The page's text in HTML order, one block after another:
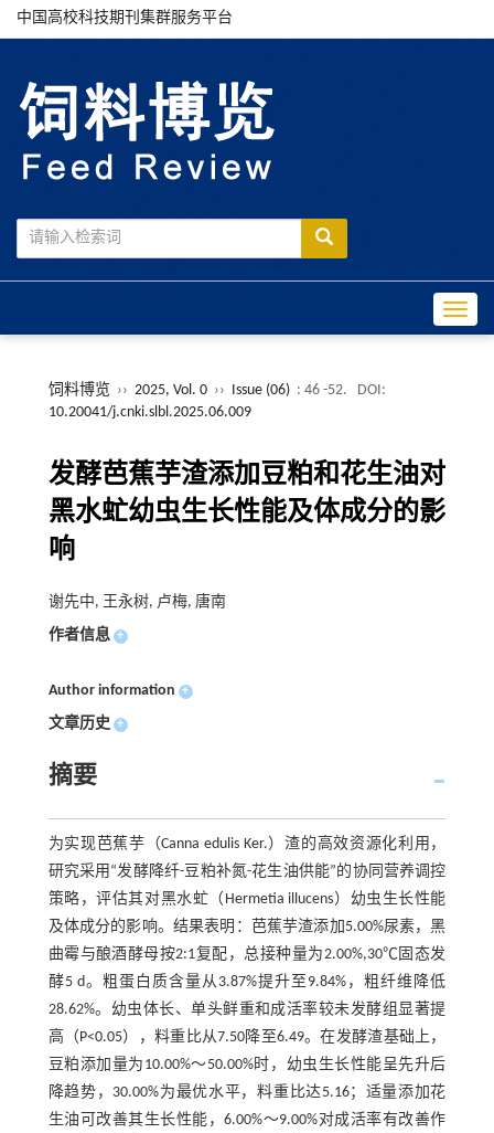
中国高校科技期刊集群服务平台
饲料博览 ›› 2025, Vol. 0 ›› Issue (06) : 46 -52.
DOI:
10.20041/j.cnki.slbl.2025.06.009
发酵芭蕉芋渣添加豆粕和花生油对
黑水虻幼虫生长性能及体成分的影
响
谢先中, 王永树, 卢梅, 唐南
作者信息 +
Author information +
文章历史 +
摘要
为实现芭蕉芋（Canna edulis Ker.）渣的高效资源化利用，
研究采用“发酵降纤-豆粕补氮-花生油供能”的协同营养调控
策略，评估其对黑水虻（Hermetia illucens）幼虫生长性能
及体成分的影响。结果表明：芭蕉芋渣添加5.00%尿素，黑
曲霉与酿酒酵母按2:1复配，总接种量为2.00%,30℃固态发
酵5 d。粗蛋白质含量从3.87%提升至9.84%，粗纤维降低
28.62%。幼虫体长、单头鲜重和成活率较未发酵组显著提
高（P<0.05），料重比从7.50降至6.49。在发酵渣基础上，
豆粕添加量为10.00%～50.00%时，幼虫生长性能呈先升后
降趋势，30.00%为最优水平，料重比达5.16；适量添加花
生油可改善其生长性能，6.00%～9.00%对成活率有改善作